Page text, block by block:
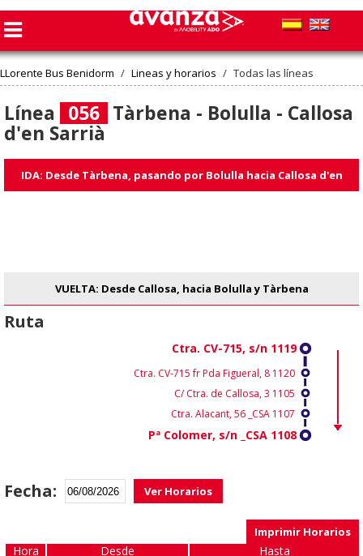
LLorente Bus Benidorm / Lineas y horarios / Todas las líneas
Línea 056 Tàrbena - Bolulla - Callosa
d'en Sarrià
IDA: Desde Tàrbena, pasando por Bolulla hacia Callosa d'en
VUELTA: Desde Callosa, hacia Bolulla y Tàrbena
Ruta
Ctra. CV-715, s/n 1119
Ctra. CV-715 fr Pda Figueral, 8 1120
C/ Ctra. de Callosa, 3 1105
Ctra. Alacant, 56 _CSA 1107
Pª Colomer, s/n _CSA 1108
Fecha: Ver Horarios
Imprimir Horarios
Hora Desde
Hasta
Hora Desde
Hasta